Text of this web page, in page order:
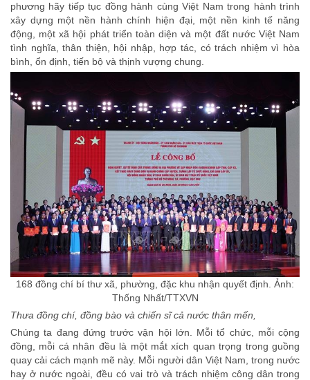
phương hãy tiếp tục đồng hành cùng Việt Nam trong hành trình
xây dựng một nền hành chính hiện đại, một nền kinh tế năng
động, một xã hội phát triển toàn diện và một đất nước Việt Nam
tình nghĩa, thân thiện, hội nhập, hợp tác, có trách nhiệm vì hòa
bình, ổn định, tiến bộ và thịnh vượng chung.
168 đồng chí bí thư xã, phường, đặc khu nhận quyết định. Ảnh:
Thống Nhất/TTXVN
Thưa đồng chí, đồng bào và chiến sĩ cả nước thân mến,
Chúng ta đang đứng trước vận hội lớn. Mỗi tổ chức, mỗi cộng
đồng, mỗi cá nhân đều là một mắt xích quan trọng trong guồng
quay cải cách mạnh mẽ này. Mỗi người dân Việt Nam, trong nước
hay ở nước ngoài, đều có vai trò và trách nhiệm công dân trong